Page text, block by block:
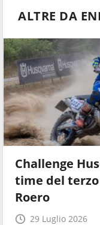
ALTRE DA
Challenge
time del
Roero
29 Luglio 2026